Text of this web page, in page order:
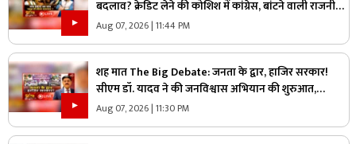
बदलाव? क्रेडिट लेने की कोशिश में कांग्रेस, बांटने वाली राजनीति
पर क्या है सरकार का जवाब?
Aug 07, 2026 | 11:44 PM
शह मात The Big Debate: जनता के द्वार, हाजिर सरकार!
सीएम डॉ. यादव ने की जनविश्वास अभियान की शुरुआत,
जनविश्वास मुहीम से क्या मजबूत होगी जमीनी पकड़
Aug 07, 2026 | 11:30 PM